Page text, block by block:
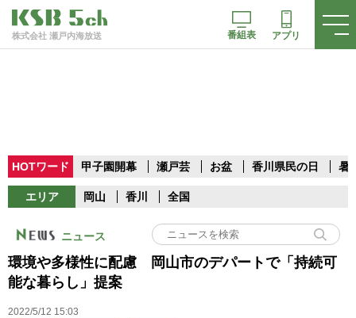
株式会社 瀬戸内海放送 番組表 アプリ
HOTワード 甲子園開幕 瀬戸芸 お盆 香川県民の日 暑
エリア 岡山 香川 全国
ニュース
環境や多様性に配慮 岡山市のデパートで「持続可
能な暮らし」提案
2022/5/12 15:03